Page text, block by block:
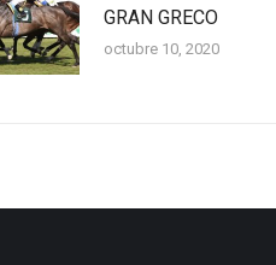
GRAN GRECO
octubre 10, 2020